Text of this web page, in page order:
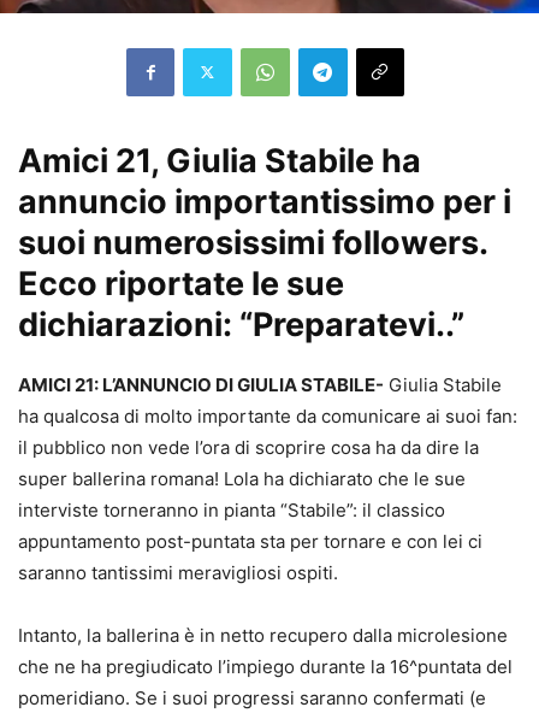
Amici 21, Giulia Stabile ha
annuncio importantissimo per i
suoi numerosissimi followers.
Ecco riportate le sue
dichiarazioni: “Preparatevi..”
AMICI 21: L’ANNUNCIO DI GIULIA STABILE- Giulia Stabile
ha qualcosa di molto importante da comunicare ai suoi fan:
il pubblico non vede l’ora di scoprire cosa ha da dire la
super ballerina romana! Lola ha dichiarato che le sue
interviste torneranno in pianta “Stabile”: il classico
appuntamento post-puntata sta per tornare e con lei ci
saranno tantissimi meravigliosi ospiti.
Intanto, la ballerina è in netto recupero dalla microlesione
che ne ha pregiudicato l’impiego durante la 16^puntata del
pomeridiano. Se i suoi progressi saranno confermati (e